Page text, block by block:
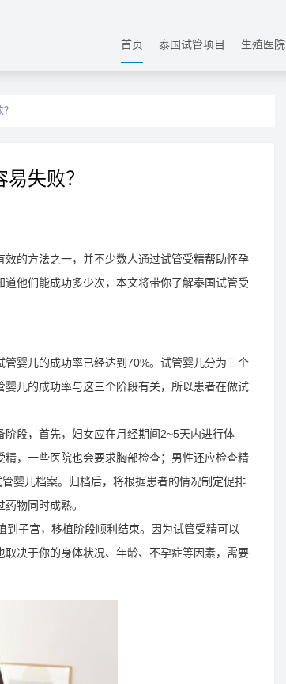
首页 泰国试管项目 生殖医院
失败？
的方法之一，并不少数人通过试管受精帮助怀孕
他们能成功多少次，本文将带你了解泰国试管受
婴儿的成功率已经达到70%。试管婴儿分为三个
儿的成功率与这三个阶段有关，所以患者在做试
段，首先，妇女应在月经期间2~5天内进行体
，一些医院也会要求胸部检查；男性还应检查精
婴儿档案。归档后，将根据患者的情况制定促排
物同时成熟。
子宫，移植阶段顺利结束。因为试管受精可以
决于你的身体状况、年龄、不孕症等因素，需要